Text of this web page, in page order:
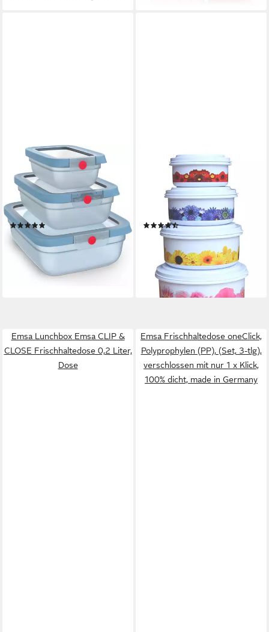
EMSA
Frischhaltedose oneClick,
Polyprophylen (PP), (Set, 3-
tlg), verschlossen mit nur 1 x
Klick, 100% dicht, made in
Germany (16)
22,22 € UVP31,97 €
-30%
lieferbar - in 1-2 Werktagen bei dir
Mikrowellenbehälter
Vorratsdosen 5er-Set
Mikrowellendosen
Frischhaltedosen, Kunststoff
(6)
6,99 €
(1,40 €/ 1 Stk)
lieferbar - in 5-6 Werktagen bei dir
Emsa Lunchbox Emsa CLIP &
CLOSE Frischhaltedose 0,2 Liter,
Dose
Emsa Frischhaltedose oneClick,
Polyprophylen (PP), (Set, 3-tlg),
verschlossen mit nur 1 x Klick,
100% dicht, made in Germany